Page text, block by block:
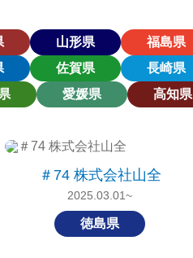
山形県 福島県
佐賀県 長崎県
愛媛県 高知県
＃74 株式会社山全
2025.03.01~
徳島県